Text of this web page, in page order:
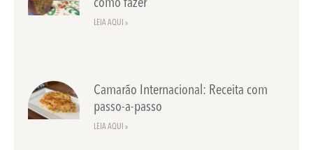
LEIA AQUI »
Camarão Internacional: Receita com
passo-a-passo
LEIA AQUI »